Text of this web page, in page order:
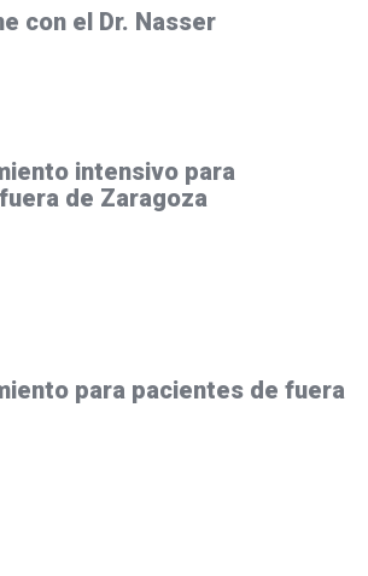
con el Dr. Nasser
intensivo para
de Zaragoza
para pacientes de fuera